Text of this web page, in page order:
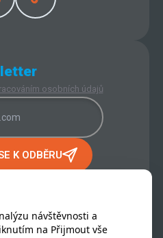
osobních údajů
K ODBĚRU
65 651
65 651
návštěvnosti a
na Přijmout vše